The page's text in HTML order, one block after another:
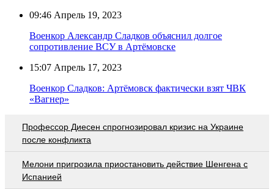
09:46 Апрель 19, 2023
Военкор Александр Сладков объяснил долгое
сопротивление ВСУ в Артёмовске
15:07 Апрель 17, 2023
Военкор Сладков: Артёмовск фактически взят ЧВК
«Вагнер»
Профессор Диесен спрогнозировал кризис на Украине
после конфликта
Мелони пригрозила приостановить действие Шенгена с
Испанией